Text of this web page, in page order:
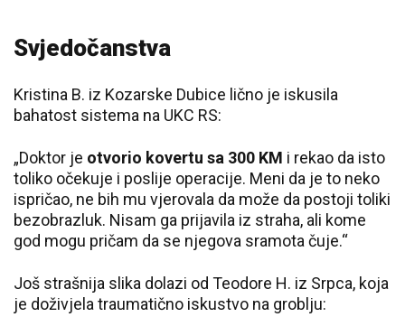
Svjedočanstva
Kristina B. iz Kozarske Dubice lično je iskusila
bahatost sistema na UKC RS:
„Doktor je otvorio kovertu sa 300 KM i rekao da isto
toliko očekuje i poslije operacije. Meni da je to neko
ispričao, ne bih mu vjerovala da može da postoji toliki
bezobrazluk. Nisam ga prijavila iz straha, ali kome
god mogu pričam da se njegova sramota čuje.“
Još strašnija slika dolazi od Teodore H. iz Srpca, koja
je doživjela traumatično iskustvo na groblju: